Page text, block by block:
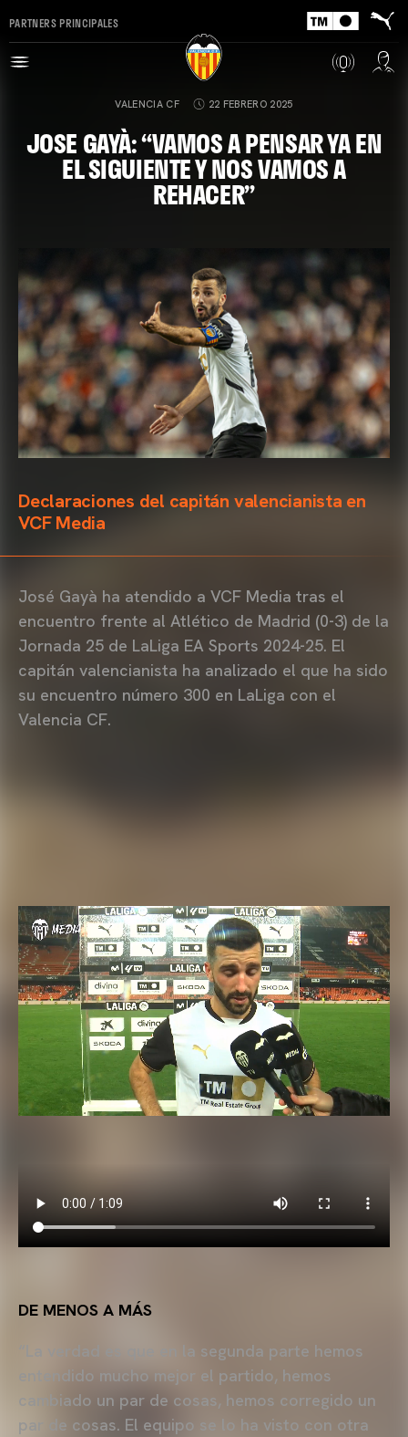
PARTNERS PRINCIPALES
VALENCIA CF 22 FEBRERO 2025
JOSE GAYÀ: “VAMOS A PENSAR YA EN
EL SIGUIENTE Y NOS VAMOS A
REHACER”
Declaraciones del capitán valencianista en
VCF Media
José Gayà ha atendido a VCF Media tras el
encuentro frente al Atlético de Madrid (0-3) de la
Jornada 25 de LaLiga EA Sports 2024-25. El
capitán valencianista ha analizado el que ha sido
su encuentro número 300 en LaLiga con el
Valencia CF.
DE MENOS A MÁS
“La verdad es que en la segunda parte hemos
entendido mucho mejor el partido, hemos
cambiado un par de cosas, hemos corregido un
par de cosas. El equipo se lo ha visto con otra